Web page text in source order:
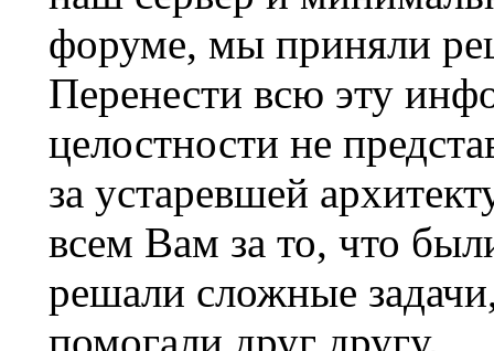
форуме, мы приняли
Перенести всю эту
целостности не
за устаревшей
всем Вам за то, что
решали сложные